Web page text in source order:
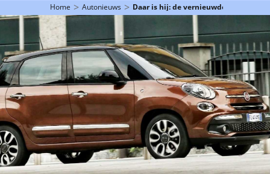
Home > Autonieuws > Daar is hij: de vernieuwde Fiat 500L